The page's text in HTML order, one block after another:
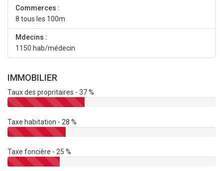
Commerces :
8 tous les 100m
Mdecins :
1150 hab/médecin
IMMOBILIER
Taux des propritaires - 37 %
Taxe habitation - 28 %
Taxe foncière - 25 %